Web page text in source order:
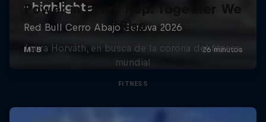
Power in Every Rep: Together We
Rise
Laura Horváth, en busca de la corona del fitness
mundial
FITNESS